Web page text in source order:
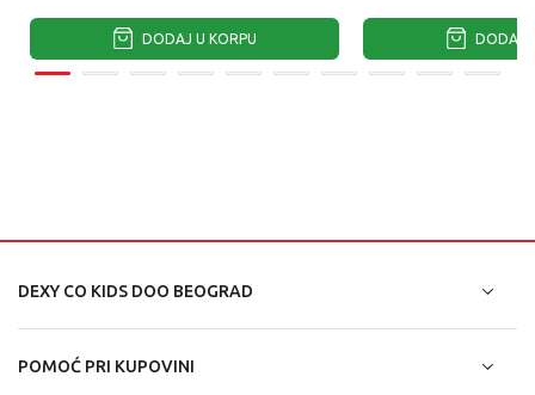
DODAJ U KORPU DODAJ
DEXY CO KIDS DOO BEOGRAD
POMOĆ PRI KUPOVINI